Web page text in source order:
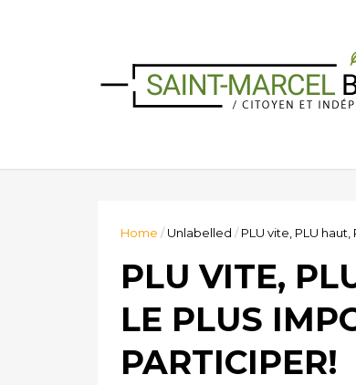
Home /Unlabelled / PLU vite, PLU
PLU VITE,
LE PLUS
PARTICIPER!